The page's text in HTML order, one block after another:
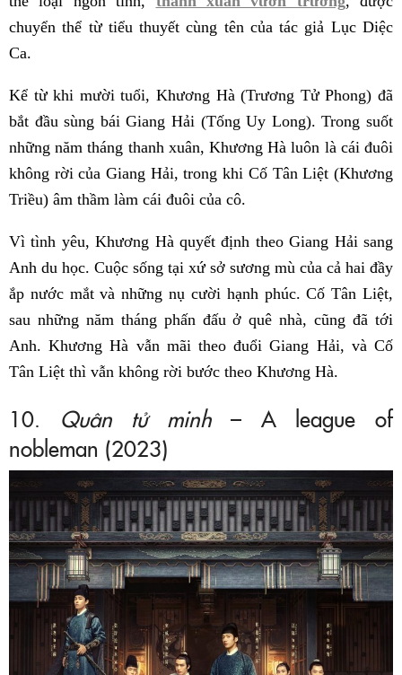
chuyển thể từ tiểu thuyết cùng tên của tác giả Lục Diệc
Ca.
Kể từ khi mười tuổi, Khương Hà (Trương Tử Phong) đã
bắt đầu sùng bái Giang Hải (Tống Uy Long). Trong suốt
những năm tháng thanh xuân, Khương Hà luôn là cái đuôi
không rời của Giang Hải, trong khi Cố Tân Liệt (Khương
Triều) âm thầm làm cái đuôi của cô.
Vì tình yêu, Khương Hà quyết định theo Giang Hải sang
Anh du học. Cuộc sống tại xứ sở sương mù của cả hai đầy
ắp nước mắt và những nụ cười hạnh phúc. Cố Tân Liệt,
sau những năm tháng phấn đấu ở quê nhà, cũng đã tới
Anh. Khương Hà vẫn mãi theo đuổi Giang Hải, và Cố
Tân Liệt thì vẫn không rời bước theo Khương Hà.
10. Quân tử minh– A league of
nobleman (2023)